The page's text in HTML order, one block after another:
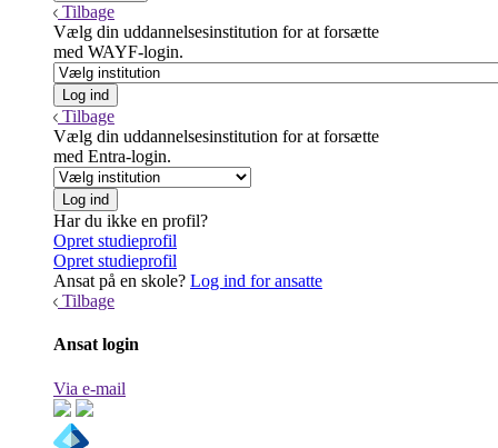
Tilbage
Vælg din uddannelsesinstitution for at forsætte
med WAYF-login.
Tilbage
Vælg din uddannelsesinstitution for at forsætte
med Entra-login.
Har du ikke en profil?
Opret studieprofil
Opret studieprofil
Ansat på en skole? Log ind for ansatte
Tilbage
Ansat login
Via e-mail